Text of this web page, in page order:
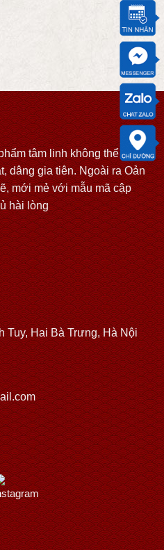
tâm linh không thể thiếu
dâng gia tiên. Ngoài ra Oản
mới mẻ với mẫu mã cập
hài lòng
Tuy, Hai Bà Trưng, Hà Nội